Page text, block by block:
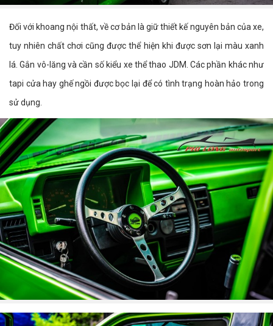
Đối với khoang nội thất, về cơ bản là giữ thiết kế nguyên bản của xe,
tuy nhiên chất chơi cũng được thể hiện khi được sơn lại màu xanh
lá. Gắn vô-lăng và cần số kiểu xe thể thao JDM. Các phần khác như
tapi cửa hay ghế ngồi được bọc lại để có tình trạng hoàn hảo trong
sử dụng.